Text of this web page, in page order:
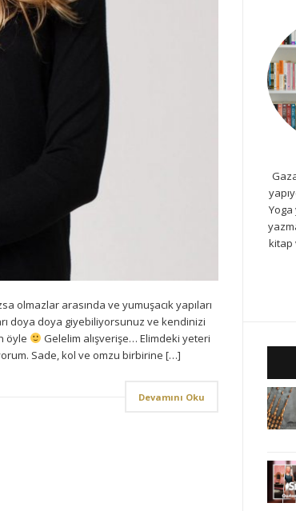
olmazlar arasında ve yumuşacık yapıları
doya doya giyebiliyorsunuz ve kendinizi
öyle
Gelelim alışverişe… Elimdeki yeteri
Sade, kol ve omzu birbirine […]
Devamını Oku
kitap